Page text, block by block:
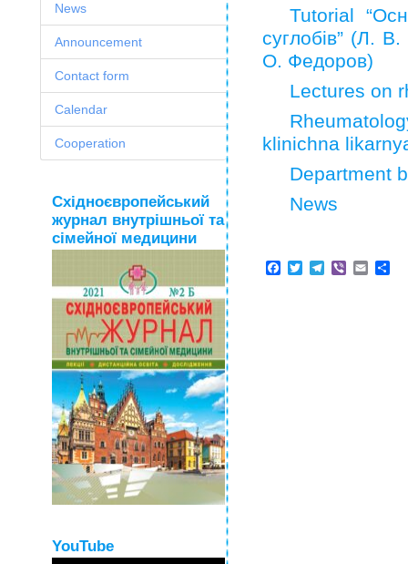
News
Announcement
Contact form
Calendar
Cooperation
Східноєвропейський
журнал внутрішньої та
сімейної медицини
YouTube
Tutorial
суглобів” (Л.
О. Федоров)
Lectures on
klinichna
Department
News
Facebook
TwitterTelegram
ViberEmail